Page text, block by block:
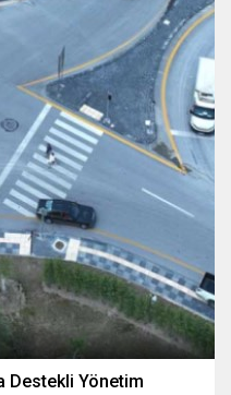
Destekli Yönetim